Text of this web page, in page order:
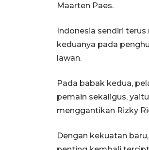
Maarten Paes.
Indonesia sendiri
keduanya pada
lawan.
Pada babak kedua,
pemain sekaligus,
menggantikan Rizky
Dengan kekuatan